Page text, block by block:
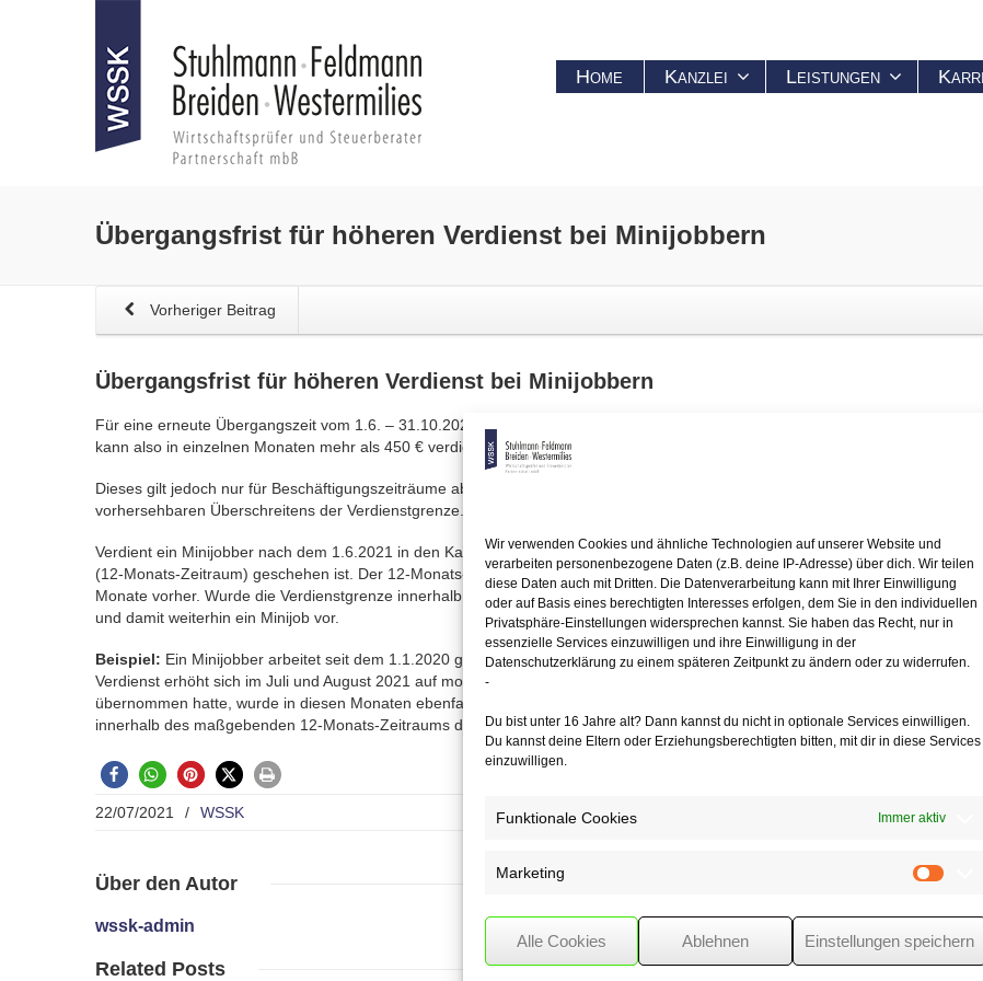
Wir verwenden Cookies und ähnliche Technologien auf unserer Website und
verarbeiten personenbezogene Daten (z.B. deine IP-Adresse) über dich. Wir teilen
diese Daten auch mit Dritten. Die Datenverarbeitung kann mit Ihrer Einwilligung
oder auf Basis eines berechtigten Interesses erfolgen, dem Sie in den individuellen
Privatsphäre-Einstellungen widersprechen kannst. Sie haben das Recht, nur in
essenzielle Services einzuwilligen und ihre Einwilligung in der
Datenschutzerklärung zu einem späteren Zeitpunkt zu ändern oder zu widerrufen.
-
Du bist unter 16 Jahre alt? Dann kannst du nicht in optionale Services einwilligen.
Du kannst deine Eltern oder Erziehungsberechtigten bitten, mit dir in diese Services
einzuwilligen.
Funktionale Cookies Immer aktiv
Marketing
Alle Cookies Ablehnen Einstellungen speichern
Home Kanzlei Leistungen
Übergangsfrist für höheren Verdienst bei Minijobbern
Vorheriger Beitrag
Übergangsfrist für höheren Verdienst bei Minijobbern
Für eine erneute Übergangszeit vom 1.6. – 31.10.2021 kann vorübergehend ein viermaliges Überschreiten der monatlichen
kann also in einzelnen Monaten mehr als 450 € verdienen.
Dieses gilt jedoch nur für Beschäftigungszeiträume ab Inkrafttreten der Übergangsregelung. Für davor liegende Zeiträume
vorhersehbaren Überschreitens der Verdienstgrenze.
Verdient ein Minijobber nach dem 1.6.2021 in den Kalendermonaten Juni bis Oktober 2021 mehr als ursprünglich vorgesehen,
(12-Monats-Zeitraum) geschehen ist. Der 12-Monats-Zeitraum endet immer mit dem Ende des Kalendermonats, in dem ein
Monate vorher. Wurde die Verdienstgrenze innerhalb des 12-Monats-Zeitraums in maximal 4 Kalendermonaten nicht
und damit weiterhin ein Minijob vor.
Beispiel: Ein Minijobber arbeitet seit dem 1.1.2020 gegen ein monatliches Arbeitsentgelt in Höhe von 440 €. Vom 1.7. –
Verdienst erhöht sich im Juli und August 2021 auf monatlich 1.500 €. Dadurch, dass der Minijobber bereits im September und
übernommen hatte, wurde in diesen Monaten ebenfalls die 450-€-Grenze überschritten. Die Beschäftigung des Minijobbers
innerhalb des maßgebenden 12-Monats-Zeitraums die Verdienstgrenze maximal in 4 Kalendermonaten nicht vorhersehbar
22/07/2021 / WSSK
Über den Autor
wssk-admin
Related Posts